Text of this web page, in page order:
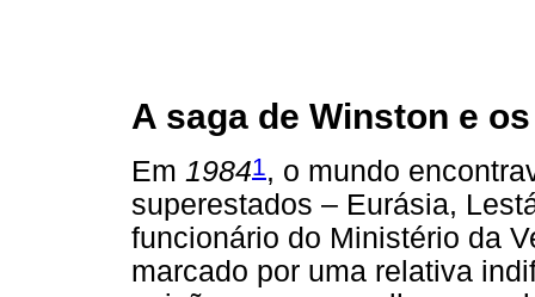
A saga de Winston e
Em 19841, o mundo
superestados – Eurásia,
funcionário do Ministério da
marcado por uma relativa